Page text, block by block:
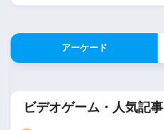
アーケード
ビデオゲーム・人気記事